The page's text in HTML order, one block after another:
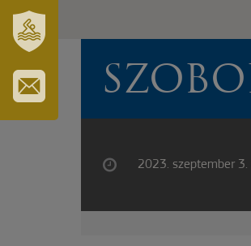
TURISZTIKA
ERZSÉBET
GYÓGYFÜRDŐ
IRATKOZZON
2023. szeptember